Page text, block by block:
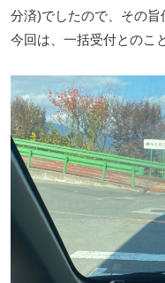
分済)でしたので、その旨
今回は、一括受付とのこ